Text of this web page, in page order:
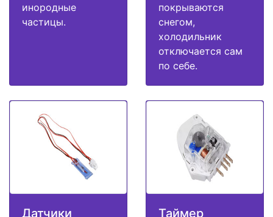
инородные
частицы.
покрываются
снегом,
холодильник
отключается сам
по себе.
Датчики Таймер